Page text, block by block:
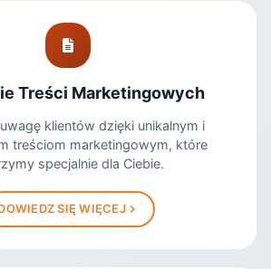
Treści Marketingowych
klientów dzięki unikalnym i
treściom marketingowym, które
specjalnie dla Ciebie.
SIĘ WIĘCEJ